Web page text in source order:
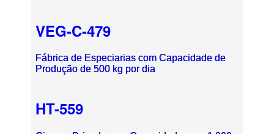
VEG-C-479
Fábrica de Especiarias com Capacidade de
Produção de 500 kg por dia
HT-559